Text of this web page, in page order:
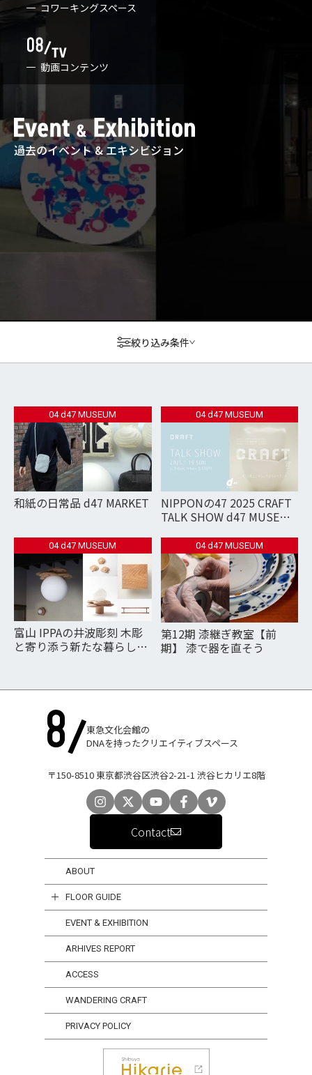
コワーキングスペース
動画コンテンツ
過去のイベント & エキシビジョン
絞り込み条件
04 d47 MUSEUM
和紙の日常品 d47 MARKET
04 d47 MUSEUM
NIPPONの47 2025 CRAFT
TALK SHOW d47 MUSEUM
47 2025 CRAFT」関連企画
04 d47 MUSEUM
富山 IPPAの井波彫刻 木彫
と寄り添う新たな暮らしを
企画展「NIPPONの47
04 d47 MUSEUM
第12期 漆継ぎ教室【前
期】 漆で器を直そう
東急文化会館の
DNAを持ったクリエイティブスペース
〒150-8510 東京都渋谷区渋谷2-21-1 渋谷ヒカリエ8階
Contact
ABOUT
FLOOR GUIDE
EVENT & EXHIBITION
ARHIVES REPORT
ACCESS
WANDERING CRAFT
PRIVACY POLICY